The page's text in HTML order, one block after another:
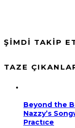
ŞİMDİ TAKİP
TAZE
Beyond the
Nazzy’s
Practıce